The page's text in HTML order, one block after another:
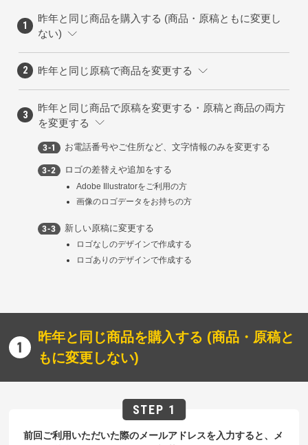
昨年と同じ商品を購入する (商品・原稿ともに変更し
ない)
昨年と同じ原稿で商品を変更する
昨年と同じ商品で原稿を変更する・原稿と商品の両方
を変更する
お電話番号やご住所など、文字情報のみを変更する
ロゴの差替えや追加をする
Adobe Illustratorをご利用の方
画像のロゴデータをお持ちの方
新しい原稿に変更する
ロゴなしのデザインで作成する
ロゴありのデザインで作成する
昨年と同じ商品を購入する (商品・原稿と
もに変更しない)
前回ご利用いただいた際のメールアドレスを入力すると、メ